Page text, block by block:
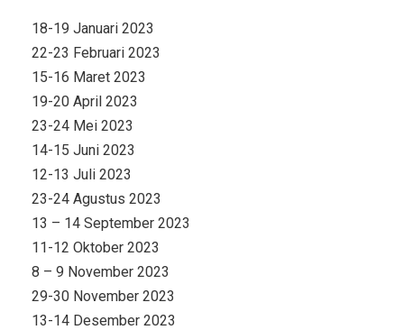
18-19 Januari 2023
22-23 Februari 2023
15-16 Maret 2023
19-20 April 2023
23-24 Mei 2023
14-15 Juni 2023
12-13 Juli 2023
23-24 Agustus 2023
13 – 14 September 2023
11-12 Oktober 2023
8 – 9 November 2023
29-30 November 2023
13-14 Desember 2023